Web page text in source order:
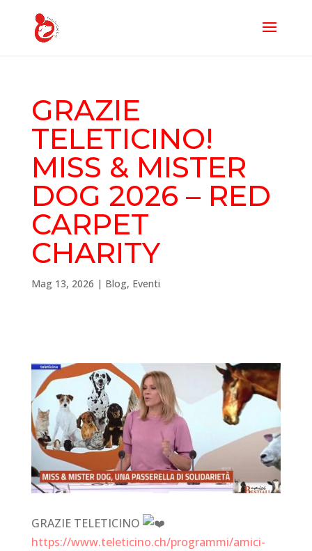
GRAZIE
TELETICINO!
MISS & MISTER
DOG 2026 – RED
CARPET
CHARITY
Mag 13, 2026 | Blog, Eventi
GRAZIE TELETICINO
https://www.teleticino.ch/programmi/amici-